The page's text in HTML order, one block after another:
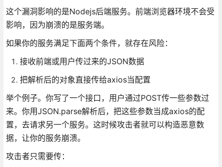
这个漏洞影响的是Nodejs后端服务。前端浏览器环境不会受
影响，因为崩溃的是服务端。
如果你的服务满足下面两个条件，就存在风险：
接收前端或用户传过来的JSON数据
把解析后的对象直接传给axios当配置
举个例子。你写了一个接口，用户通过POST传一些参数过
来。你用JSON.parse解析后，把这些参数当成axios的配
置，去请求另一个服务。这时候攻击者就可以构造恶意数
据，让你的服务崩溃。
攻击者只需要传：